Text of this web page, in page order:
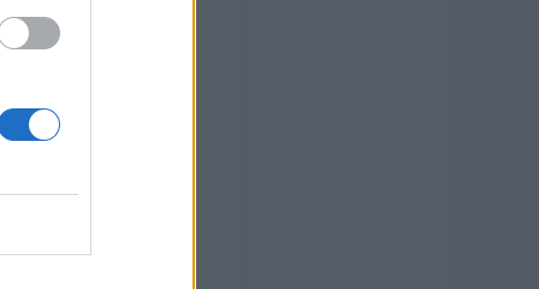
los intereses de la
ejercer la
sin garantizar la
de la gestión,
y su equipo
ha insistido en la
de la universidad,
fruto de un